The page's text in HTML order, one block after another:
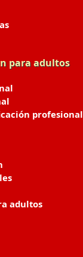
para adultos
profesional
adultos